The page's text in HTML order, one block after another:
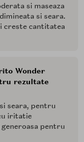
si maseaza
si seara.
creste cantitatea
Wonder
rezultate
seara, pentru
iritatie
pentru